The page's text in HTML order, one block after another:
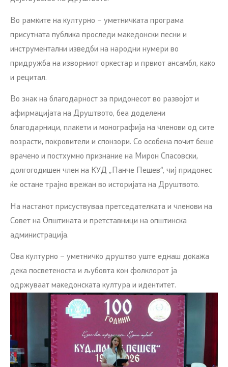
Во рамките на културно – уметничката програма
присутната публика проследи македонски песни и
инструментални изведби на народни нумери во
придружба на изворниот оркестар и првиот ансамбл, како
и рецитал.
Во знак на благодарност за придонесот во развојот и
афирмацијата на Друштвото, беа доделени
благодарници, плакети и монографија на членови од сите
возрасти, покровители и спонзори. Со особена почит беше
врачено и постхумно признание на Мирон Спасовски,
долгогодишен член на КУД „Панче Пешев“, чиј придонес
ќе остане трајно врежан во историјата на Друштвото.
На настанот присуствуваа претседателката и членови на
Совет на Општината и претставници на општинска
администрација.
Ова културно – уметничко друштво уште еднаш докажа
дека посветеноста и љубовта кон фолклорот ја
одржуваат македонската култура и идентитет.